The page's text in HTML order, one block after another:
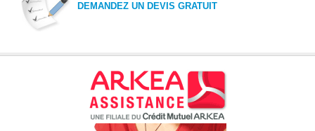
DEMANDEZ UN DEVIS GRATUIT